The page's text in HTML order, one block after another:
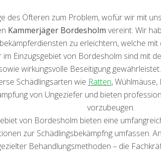
des Öfteren zum Problem, wofür wir mit
Kammerjäger Bordesholm vereint. Wir
zu erleichtern, welche
Einzugsgebiet von Bordesholm sind mit
wirkungsvolle Beseitigung
Schädlingsarten wie Ratten,
von Ungeziefer und bieten
vorzubeugen.
von Bordesholm bieten eine
zur Schädlingsbekämpfng umfassen.
Behandlungsmethoden – die